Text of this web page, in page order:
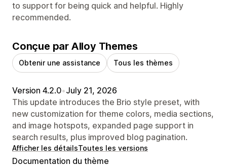
to support for being quick and helpful. Highly
recommended.
Conçue par Alloy Themes
Obtenir une assistance Tous les thèmes
Version 4.2.0•July 21, 2026
This update introduces the Brio style preset, with
new customization for theme colors, media sections,
and image hotspots, expanded page support in
search results, plus improved blog pagination.
Afficher les détailsToutes les versions
Documentation du thème